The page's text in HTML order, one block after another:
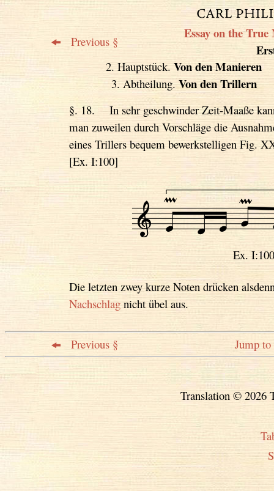
Previous §
Essay on the
2. Hauptstück. Von den Manieren
3. Abtheilung.Von den Trillern
§. 18. In sehr geschwinder Zeit-Maaße
man zuweilen durch Vorschläge die
eines Trillers bequem bewerkstelligen Fig.
[Ex. I:100]
Ex.
Die letzten zwey kurze Noten drücken
Nachschlagnicht übel aus.
Previous § Jump
Translation © 2026